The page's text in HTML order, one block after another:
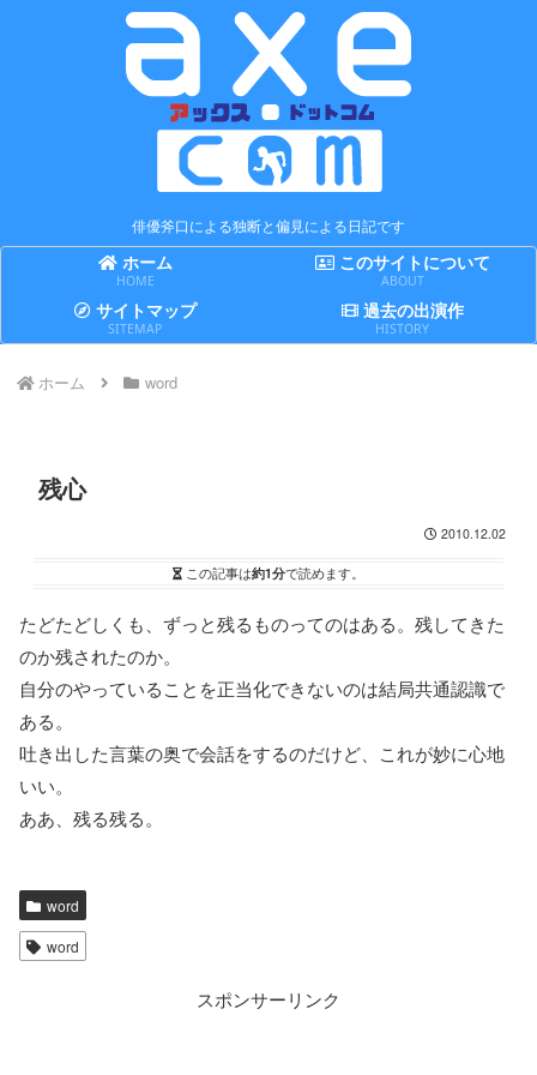
俳優斧口による独断と偏見による日記です
ホーム
HOME
このサイトについて
ABOUT
サイトマップ
SITEMAP
過去の出演作
HISTORY
ホーム word
残心
2010.12.02
この記事は約1分で読めます。
たどたどしくも、ずっと残るものってのはある。残してきた
のか残されたのか。
自分のやっていることを正当化できないのは結局共通認識で
ある。
吐き出した言葉の奥で会話をするのだけど、これが妙に心地
いい。
ああ、残る残る。
word
word
スポンサーリンク